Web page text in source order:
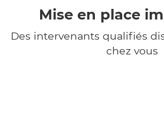
Mise en place
Des intervenants qualifiés
chez vous